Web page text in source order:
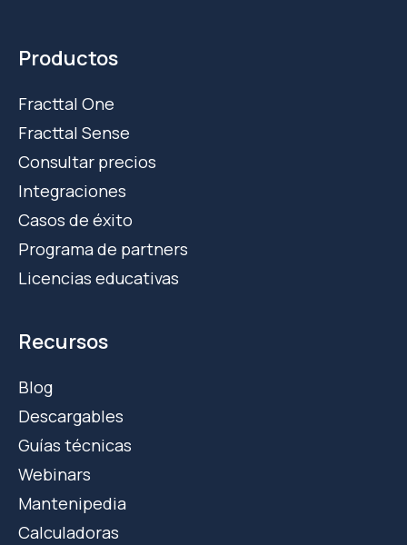
Productos
Fracttal One
Fracttal Sense
Consultar precios
Integraciones
Casos de éxito
Programa de partners
Licencias educativas
Recursos
Blog
Descargables
Guías técnicas
Webinars
Mantenipedia
Calculadoras